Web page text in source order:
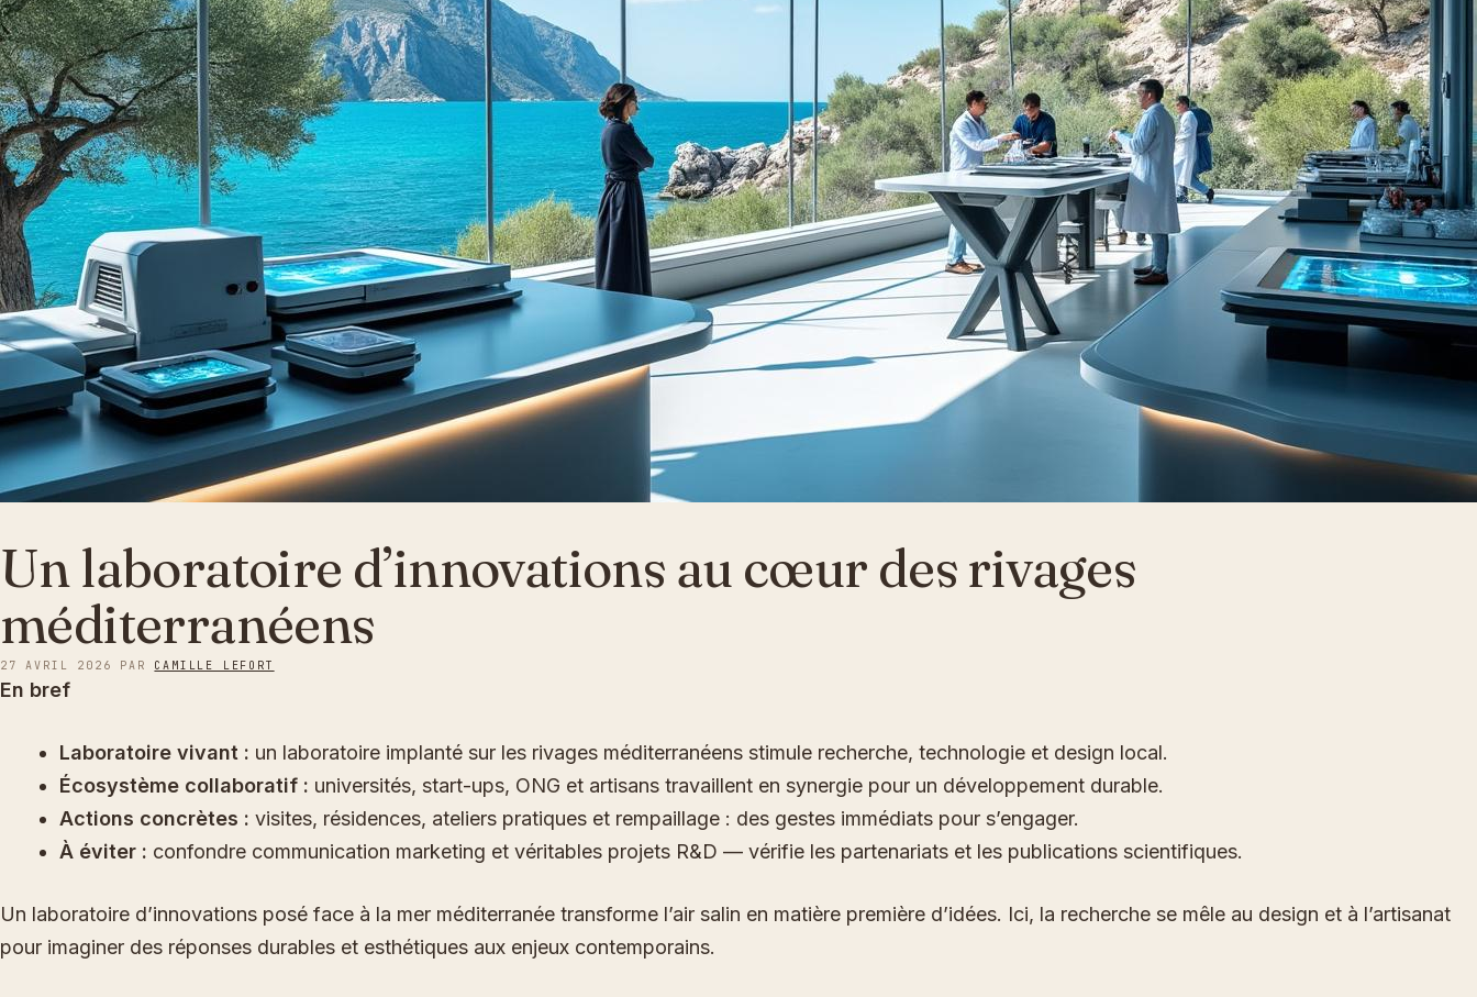
Un laboratoire d’innovations au cœur des rivages
méditerranéens
27 AVRIL 2026 PAR CAMILLE LEFORT
En bref
Laboratoire vivant : un laboratoire implanté sur les rivages méditerranéens stimule recherche, technologie et design local.
Écosystème collaboratif : universités, start-ups, ONG et artisans travaillent en synergie pour un développement durable.
Actions concrètes : visites, résidences, ateliers pratiques et rempaillage : des gestes immédiats pour s’engager.
À éviter : confondre communication marketing et véritables projets R&D — vérifie les partenariats et les publications scientifiques.
Un laboratoire d’innovations posé face à la mer méditerranée transforme l’air salin en matière première d’idées. Ici, la recherche se mêle au design et à l’artisanat
pour imaginer des réponses durables et esthétiques aux enjeux contemporains.